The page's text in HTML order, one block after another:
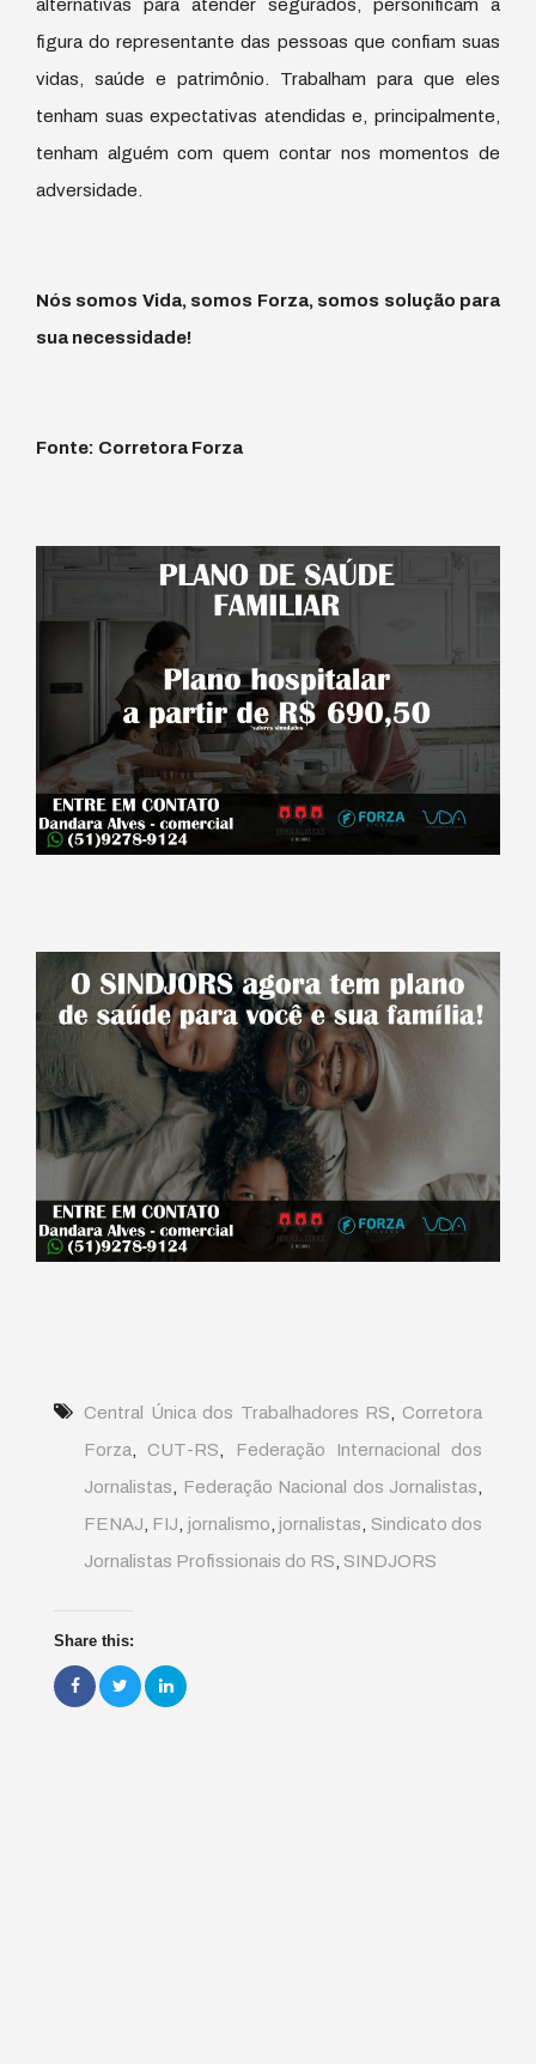
alternativas para atender segurados, personificam a
figura do representante das pessoas que confiam suas
vidas, saúde e patrimônio. Trabalham para que eles
tenham suas expectativas atendidas e, principalmente,
tenham alguém com quem contar nos momentos de
adversidade.
Nós somos Vida, somos Forza, somos solução para
sua necessidade!
Fonte: Corretora Forza
Central Única dos Trabalhadores RS
Corretora
Forza
CUT-RS
Federação Internacional dos
Jornalistas
Federação Nacional dos Jornalistas
FENAJ FIJ jornalismo ,jornalistas
Sindicato dos
Jornalistas Profissionais do RS SINDJORS
Share this: